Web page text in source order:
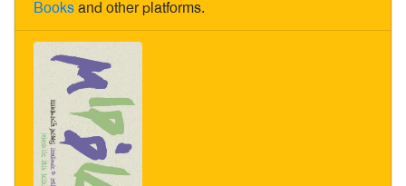
Booksand other platforms.